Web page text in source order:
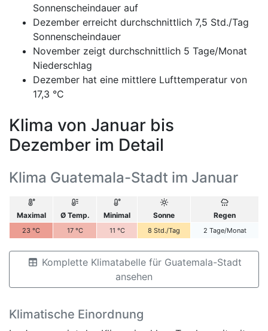
Sonnenscheindauer auf
Dezember erreicht durchschnittlich 7,5 Std./Tag
Sonnenscheindauer
November zeigt durchschnittlich 5 Tage/Monat
Niederschlag
Dezember hat eine mittlere Lufttemperatur von
17,3 °C
Klima von Januar bis
Dezember im Detail
Klima Guatemala-Stadt im Januar
Maximal Ø Temp. Minimal Sonne Regen
23 °C 17 °C 11 °C 8 Std./Tag 2 Tage/Monat
Komplette Klimatabelle für Guatemala-Stadt
ansehen
Klimatische Einordnung